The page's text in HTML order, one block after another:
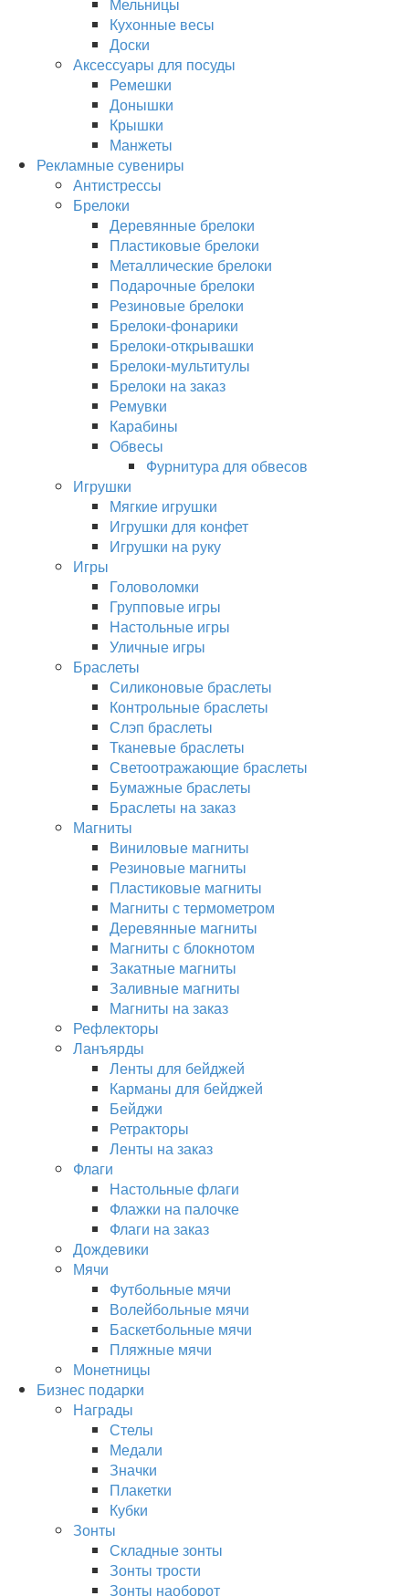
Кухонные весы
Доски
Аксессуары для посуды
Ремешки
Донышки
Крышки
Манжеты
Рекламные сувениры
Антистрессы
Брелоки
Деревянные брелоки
Пластиковые брелоки
Металлические брелоки
Подарочные брелоки
Резиновые брелоки
Брелоки-фонарики
Брелоки-открывашки
Брелоки-мультитулы
Брелоки на заказ
Ремувки
Карабины
Обвесы
Фурнитура для обвесов
Игрушки
Мягкие игрушки
Игрушки для конфет
Игрушки на руку
Игры
Головоломки
Групповые игры
Настольные игры
Уличные игры
Браслеты
Силиконовые браслеты
Контрольные браслеты
Слэп браслеты
Тканевые браслеты
Светоотражающие браслеты
Бумажные браслеты
Браслеты на заказ
Магниты
Виниловые магниты
Резиновые магниты
Пластиковые магниты
Магниты с термометром
Деревянные магниты
Магниты с блокнотом
Закатные магниты
Заливные магниты
Магниты на заказ
Рефлекторы
Ланъярды
Ленты для бейджей
Карманы для бейджей
Бейджи
Ретракторы
Ленты на заказ
Флаги
Настольные флаги
Флажки на палочке
Флаги на заказ
Дождевики
Мячи
Футбольные мячи
Волейбольные мячи
Баскетбольные мячи
Пляжные мячи
Монетницы
Бизнес подарки
Награды
Стелы
Медали
Значки
Плакетки
Кубки
Зонты
Складные зонты
Зонты трости
Зонты наоборот